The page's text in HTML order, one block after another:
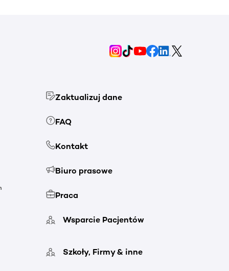
Zaktualizuj dane
FAQ
Kontakt
Biuro prasowe
Praca
Wsparcie Pacjentów
Szkoły, Firmy & inne